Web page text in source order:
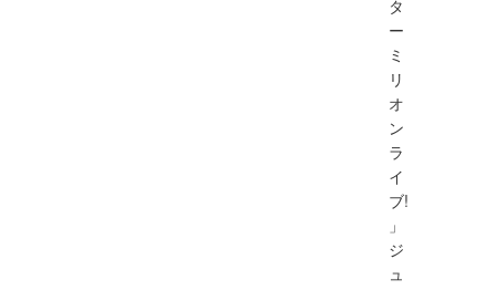
タ
ー
ミ
リ
オ
ン
ラ
イ
ブ!
」
ジ
ュ